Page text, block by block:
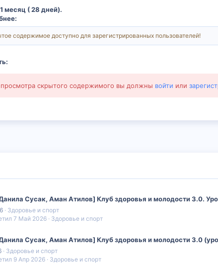
месяц ( 28 дней).
содержимое доступно для зарегистрированных пользователей!
скрытого содержимого вы должны войти или
Сусак, Аман Атилов] Клуб здоровья и молодости 3.0.
Здоровье и спорт
Здоровье и спорт
7 Май 2026
Сусак, Аман Атилов] Клуб здоровья и молодости 3.0
Здоровье и спорт
Здоровье и спорт
9 Апр 2026